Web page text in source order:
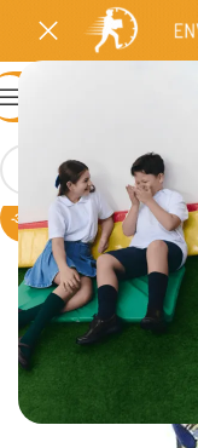
-30%